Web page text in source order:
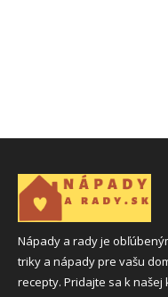
Nápady a rady je
triky a nápady pre vašu
recepty. Pridajte sa k našej